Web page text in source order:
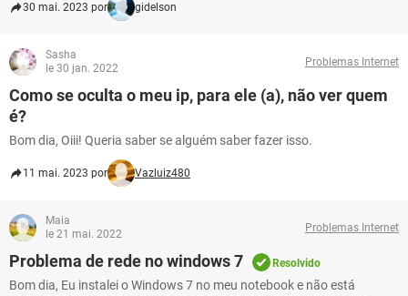
30 mai. 2023 por gidelson
Sasha
le 30 jan. 2022
Problemas Internet
Como se oculta o meu ip, para ele (a), não ver quem
é?
Bom dia, Oiii! Queria saber se alguém saber fazer isso.
11 mai. 2023 por Vazluiz480
Maia
le 21 mai. 2022
Problemas Internet
Problema de rede no windows 7 Resolvido
Bom dia, Eu instalei o Windows 7 no meu notebook e não está